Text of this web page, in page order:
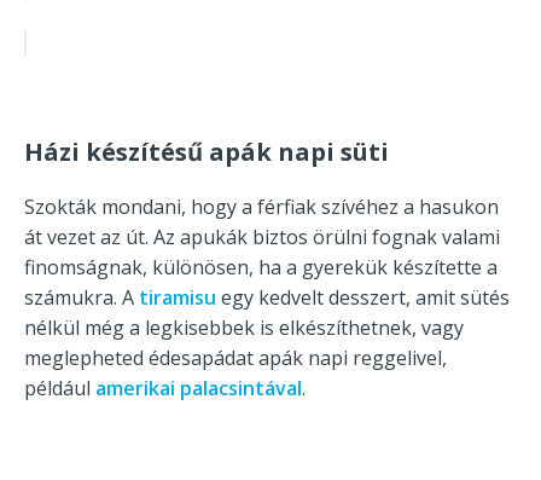
Házi készítésű apák napi süti
Szokták mondani, hogy a férfiak szívéhez a hasukon
át vezet az út. Az apukák biztos örülni fognak valami
finomságnak, különösen, ha a gyerekük készítette a
számukra. A tiramisu egy kedvelt desszert, amit sütés
nélkül még a legkisebbek is elkészíthetnek, vagy
meglepheted édesapádat apák napi reggelivel,
például amerikai palacsintával.